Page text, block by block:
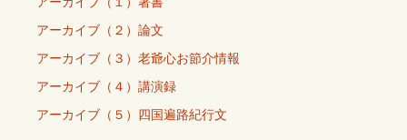
アーカイブ（２）論文
アーカイブ（３）老爺心お節介情報
アーカイブ（４）講演録
アーカイブ（５）四国遍路紀行文